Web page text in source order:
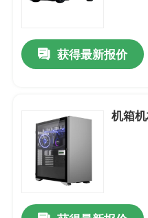
DC-直流轴流风扇
DC-直流鼓风机
无框架-支架风扇
DC-直流横流风扇
获得最新报价
机箱